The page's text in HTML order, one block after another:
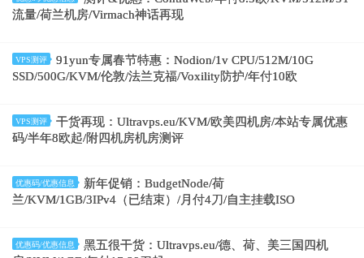
流量/荷兰机房/Virmach神话再现
VPS测评
91yun专属春节特惠：Nodion/1v CPU/512M/10G
SSD/500G/KVM/伦敦/法兰克福/Voxility防护/年付10欧
VPS测评
干货再现：Ultravps.eu/KVM/欧美四机房/本站专属优惠
码/半年8欧起/附四机房机房测评
优惠码/优惠信息
新年促销：BudgetNode/荷
兰/KVM/1GB/3IPv4（已结束）/月付4刀/自主挂载ISO
优惠码/优惠信息
黑五很干货：Ultravps.eu/德、荷、美三国四机